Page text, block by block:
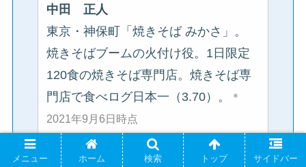
中田 正人
東京・神保町「焼きそば みかさ」。
焼きそばブームの火付け役。1日限定
120食の焼きそば専門店。焼きそば専
門店で食べログ日本一（3.70）。
＊
2021年9月6日時点
メニュー ホーム 検索 トップ サイドバー